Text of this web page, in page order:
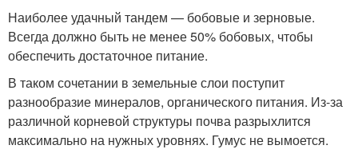
Наиболее удачный тандем — бобовые и зерновые.
Всегда должно быть не менее 50% бобовых, чтобы
обеспечить достаточное питание.
В таком сочетании в земельные слои поступит
разнообразие минералов, органического питания. Из-за
различной корневой структуры почва разрыхлится
максимально на нужных уровнях. Гумус не вымоется.